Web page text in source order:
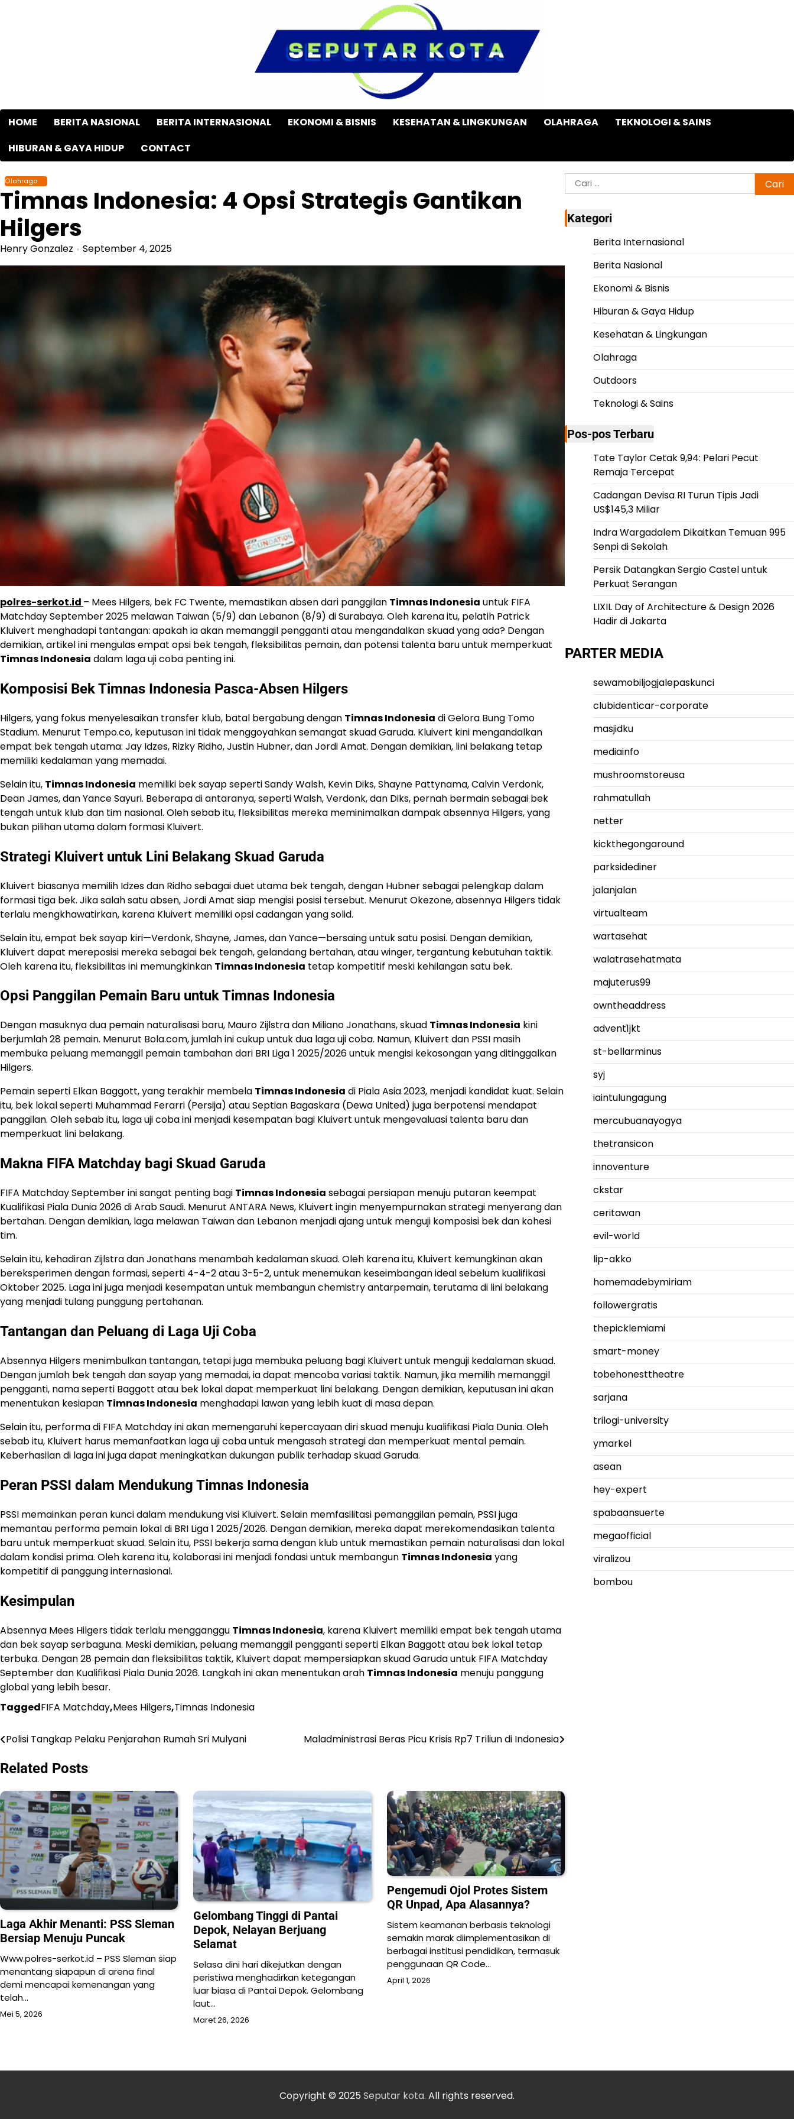
HOME BERITA NASIONAL BERITA INTERNASIONAL EKONOMI & BISNIS KESEHATAN & LINGKUNGAN OLAHRAGA
TEKNOLOGI & SAINS
HIBURAN & GAYA HIDUP
CONTACT
Olahraga
Timnas Indonesia: 4 Opsi Strategis Gantikan
Hilgers
Henry Gonzalez September 4, 2025
polres-serkot.id – Mees Hilgers, bek FC Twente, memastikan absen dari panggilan Timnas Indonesia untuk FIFA
Matchday September 2025 melawan Taiwan (5/9) dan Lebanon (8/9) di Surabaya. Oleh karena itu, pelatih Patrick
Kluivert menghadapi tantangan: apakah ia akan memanggil pengganti atau mengandalkan skuad yang ada? Dengan
demikian, artikel ini mengulas empat opsi bek tengah, fleksibilitas pemain, dan potensi talenta baru untuk memperkuat
Timnas Indonesia dalam laga uji coba penting ini.
Komposisi Bek Timnas Indonesia Pasca-Absen Hilgers
Hilgers, yang fokus menyelesaikan transfer klub, batal bergabung dengan Timnas Indonesia di Gelora Bung Tomo
Stadium. Menurut Tempo.co, keputusan ini tidak menggoyahkan semangat skuad Garuda. Kluivert kini mengandalkan
empat bek tengah utama: Jay Idzes, Rizky Ridho, Justin Hubner, dan Jordi Amat. Dengan demikian, lini belakang tetap
memiliki kedalaman yang memadai.
Selain itu, Timnas Indonesia memiliki bek sayap seperti Sandy Walsh, Kevin Diks, Shayne Pattynama, Calvin Verdonk,
Dean James, dan Yance Sayuri. Beberapa di antaranya, seperti Walsh, Verdonk, dan Diks, pernah bermain sebagai bek
tengah untuk klub dan tim nasional. Oleh sebab itu, fleksibilitas mereka meminimalkan dampak absennya Hilgers, yang
bukan pilihan utama dalam formasi Kluivert.
Strategi Kluivert untuk Lini Belakang Skuad Garuda
Kluivert biasanya memilih Idzes dan Ridho sebagai duet utama bek tengah, dengan Hubner sebagai pelengkap dalam
formasi tiga bek. Jika salah satu absen, Jordi Amat siap mengisi posisi tersebut. Menurut Okezone, absennya Hilgers tidak
terlalu mengkhawatirkan, karena Kluivert memiliki opsi cadangan yang solid.
Selain itu, empat bek sayap kiri—Verdonk, Shayne, James, dan Yance—bersaing untuk satu posisi. Dengan demikian,
Kluivert dapat mereposisi mereka sebagai bek tengah, gelandang bertahan, atau winger, tergantung kebutuhan taktik.
Oleh karena itu, fleksibilitas ini memungkinkan Timnas Indonesia tetap kompetitif meski kehilangan satu bek.
Opsi Panggilan Pemain Baru untuk Timnas Indonesia
Dengan masuknya dua pemain naturalisasi baru, Mauro Zijlstra dan Miliano Jonathans, skuad Timnas Indonesia kini
berjumlah 28 pemain. Menurut Bola.com, jumlah ini cukup untuk dua laga uji coba. Namun, Kluivert dan PSSI masih
membuka peluang memanggil pemain tambahan dari BRI Liga 1 2025/2026 untuk mengisi kekosongan yang ditinggalkan
Hilgers.
Pemain seperti Elkan Baggott, yang terakhir membela Timnas Indonesia di Piala Asia 2023, menjadi kandidat kuat. Selain
itu, bek lokal seperti Muhammad Ferarri (Persija) atau Septian Bagaskara (Dewa United) juga berpotensi mendapat
panggilan. Oleh sebab itu, laga uji coba ini menjadi kesempatan bagi Kluivert untuk mengevaluasi talenta baru dan
memperkuat lini belakang.
Makna FIFA Matchday bagi Skuad Garuda
FIFA Matchday September ini sangat penting bagi Timnas Indonesia sebagai persiapan menuju putaran keempat
Kualifikasi Piala Dunia 2026 di Arab Saudi. Menurut ANTARA News, Kluivert ingin menyempurnakan strategi menyerang dan
bertahan. Dengan demikian, laga melawan Taiwan dan Lebanon menjadi ajang untuk menguji komposisi bek dan kohesi
tim.
Selain itu, kehadiran Zijlstra dan Jonathans menambah kedalaman skuad. Oleh karena itu, Kluivert kemungkinan akan
bereksperimen dengan formasi, seperti 4-4-2 atau 3-5-2, untuk menemukan keseimbangan ideal sebelum kualifikasi
Oktober 2025. Laga ini juga menjadi kesempatan untuk membangun chemistry antarpemain, terutama di lini belakang
yang menjadi tulang punggung pertahanan.
Tantangan dan Peluang di Laga Uji Coba
Absennya Hilgers menimbulkan tantangan, tetapi juga membuka peluang bagi Kluivert untuk menguji kedalaman skuad.
Dengan jumlah bek tengah dan sayap yang memadai, ia dapat mencoba variasi taktik. Namun, jika memilih memanggil
pengganti, nama seperti Baggott atau bek lokal dapat memperkuat lini belakang. Dengan demikian, keputusan ini akan
menentukan kesiapan Timnas Indonesia menghadapi lawan yang lebih kuat di masa depan.
Selain itu, performa di FIFA Matchday ini akan memengaruhi kepercayaan diri skuad menuju kualifikasi Piala Dunia. Oleh
sebab itu, Kluivert harus memanfaatkan laga uji coba untuk mengasah strategi dan memperkuat mental pemain.
Keberhasilan di laga ini juga dapat meningkatkan dukungan publik terhadap skuad Garuda.
Peran PSSI dalam Mendukung Timnas Indonesia
PSSI memainkan peran kunci dalam mendukung visi Kluivert. Selain memfasilitasi pemanggilan pemain, PSSI juga
memantau performa pemain lokal di BRI Liga 1 2025/2026. Dengan demikian, mereka dapat merekomendasikan talenta
baru untuk memperkuat skuad. Selain itu, PSSI bekerja sama dengan klub untuk memastikan pemain naturalisasi dan lokal
dalam kondisi prima. Oleh karena itu, kolaborasi ini menjadi fondasi untuk membangun Timnas Indonesia yang
kompetitif di panggung internasional.
Kesimpulan
Absennya Mees Hilgers tidak terlalu mengganggu Timnas Indonesia, karena Kluivert memiliki empat bek tengah utama
dan bek sayap serbaguna. Meski demikian, peluang memanggil pengganti seperti Elkan Baggott atau bek lokal tetap
terbuka. Dengan 28 pemain dan fleksibilitas taktik, Kluivert dapat mempersiapkan skuad Garuda untuk FIFA Matchday
September dan Kualifikasi Piala Dunia 2026. Langkah ini akan menentukan arah Timnas Indonesia menuju panggung
global yang lebih besar.
TaggedFIFA Matchday,Mees Hilgers,Timnas Indonesia
Navigasi
pos
Polisi Tangkap Pelaku Penjarahan Rumah Sri Mulyani Maladministrasi Beras Picu Krisis Rp7 Triliun di Indonesia
Related Posts
Laga Akhir Menanti: PSS Sleman
Bersiap Menuju Puncak
Www.polres-serkot.id – PSS Sleman siap
menantang siapapun di arena final
demi mencapai kemenangan yang
telah…
Mei 5, 2026
Gelombang Tinggi di Pantai
Depok, Nelayan Berjuang
Selamat
Selasa dini hari dikejutkan dengan
peristiwa menghadirkan ketegangan
luar biasa di Pantai Depok. Gelombang
laut…
Maret 26, 2026
Pengemudi Ojol Protes Sistem
QR Unpad, Apa Alasannya?
Sistem keamanan berbasis teknologi
semakin marak diimplementasikan di
berbagai institusi pendidikan, termasuk
penggunaan QR Code…
April 1, 2026
Cari
untuk:
Kategori
Berita Internasional
Berita Nasional
Ekonomi & Bisnis
Hiburan & Gaya Hidup
Kesehatan & Lingkungan
Olahraga
Outdoors
Teknologi & Sains
Pos-pos Terbaru
Tate Taylor Cetak 9,94: Pelari Pecut
Remaja Tercepat
Cadangan Devisa RI Turun Tipis Jadi
US$145,3 Miliar
Indra Wargadalem Dikaitkan Temuan 995
Senpi di Sekolah
Persik Datangkan Sergio Castel untuk
Perkuat Serangan
LIXIL Day of Architecture & Design 2026
Hadir di Jakarta
PARTER MEDIA
sewamobiljogjalepaskunci
clubidenticar-corporate
masjidku
mediainfo
mushroomstoreusa
rahmatullah
netter
kickthegongaround
parksidediner
jalanjalan
virtualteam
wartasehat
walatrasehatmata
majuterus99
owntheaddress
advent1jkt
st-bellarminus
syj
iaintulungagung
mercubuanayogya
thetransicon
innoventure
ckstar
ceritawan
evil-world
lip-akko
homemadebymiriam
followergratis
thepicklemiami
smart-money
tobehonesttheatre
sarjana
trilogi-university
ymarkel
asean
hey-expert
spabaansuerte
megaofficial
viralizou
bombou
Copyright © 2025 Seputar kota. All rights reserved.